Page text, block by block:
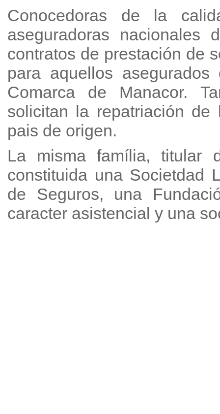
Conocedoras de la
aseguradoras nacionales
contratos de prestación de
para aquellos
Comarca de Manacor.
solicitan la repatriación
pais de origen.
La misma família, titular
constituida una Societdad
de Seguros, una
caracter asistencial y una